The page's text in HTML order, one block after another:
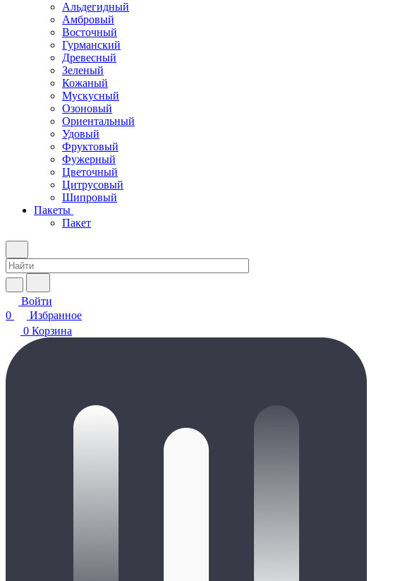
Альдегидный
Амбровый
Восточный
Гурманский
Древесный
Зеленый
Кожаный
Мускусный
Озоновый
Ориентальный
Удовый
Фруктовый
Фужерный
Цветочный
Цитрусовый
Шипровый
Пакеты
Пакет
Войти
0
Избранное
0 Корзина